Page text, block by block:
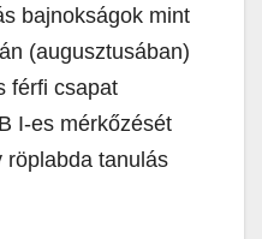
bajnokságok mint
(augusztusában)
férfi csapat
I-es mérkőzését
tanulás